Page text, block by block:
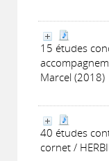
15 études
Marcel (2018)
40 études
cornet /